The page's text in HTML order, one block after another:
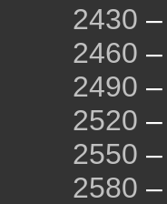
2430 –
2460 –
2490 –
2520 –
2550 –
2580 –